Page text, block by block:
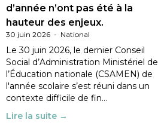
d’année n’ont pas été à la
hauteur des enjeux.
30 juin 2026 - National
Le 30 juin 2026, le dernier Conseil
Social d’Administration Ministériel de
l’Éducation nationale (CSAMEN) de
l'année scolaire s’est réuni dans un
contexte difficile de fin…
Lire la suite →